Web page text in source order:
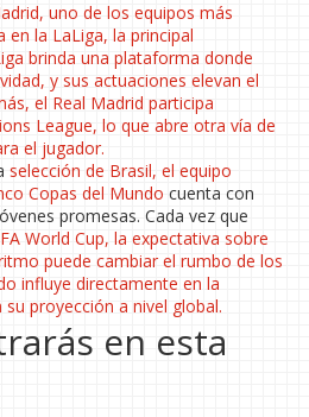
, uno de los equipos más
en la LaLiga, la principal
brinda una plataforma donde
y sus actuaciones elevan el
el Real Madrid participa
League, lo que abre otra vía de
el jugador.
selección de Brasil, el equipo
Copas del Mundo cuenta con
promesas. Cada vez que
World Cup, la expectativa sobre
puede cambiar el rumbo de los
influye directamente en la
proyección a nivel global.
en esta